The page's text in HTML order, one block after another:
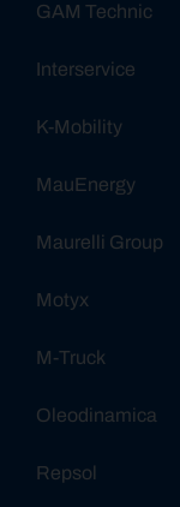
GAM Technic
Interservice
K-Mobility
MauEnergy
Maurelli Group
Motyx
M-Truck
Oleodinamica
Repsol